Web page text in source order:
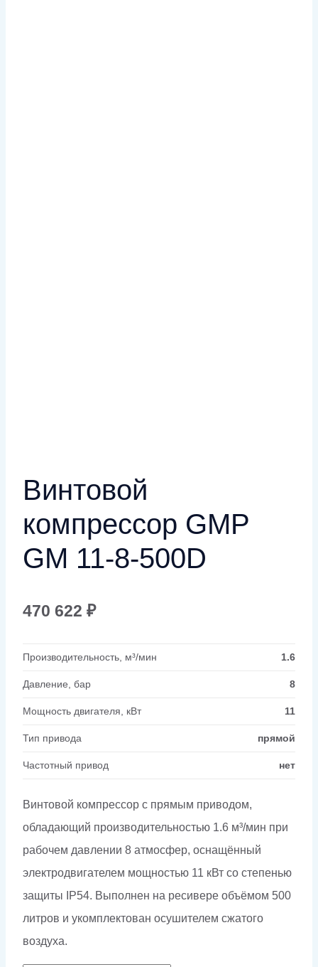
Винтовой
компрессор GMP
GM 11-8-500D
470 622 ₽
Производительность, м³/мин 1.6
Давление, бар 8
Мощность двигателя, кВт 11
Тип привода прямой
Частотный привод нет
Винтовой компрессор с прямым приводом,
обладающий производительностью 1.6 м³/мин при
рабочем давлении 8 атмосфер, оснащённый
электродвигателем мощностью 11 кВт со степенью
защиты IP54. Выполнен на ресивере объёмом 500
литров и укомплектован осушителем сжатого
воздуха.